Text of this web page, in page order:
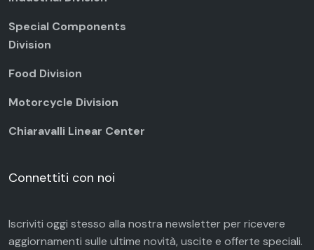
Special Components
Division
Food Division
Motorcycle Division
Chiaravalli Linear Center
Connettiti con noi
Iscriviti oggi stesso alla nostra newsletter per ricevere
aggiornamenti sulle ultime novità, uscite e offerte speciali.